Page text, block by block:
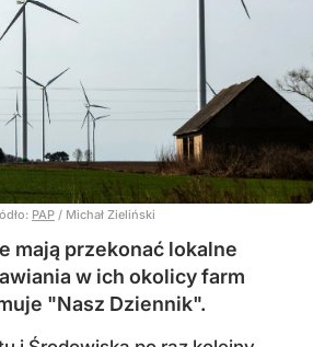
PAP / Michał Zieliński
mają przekonać lokalne
w ich okolicy farm
"Nasz Dziennik".